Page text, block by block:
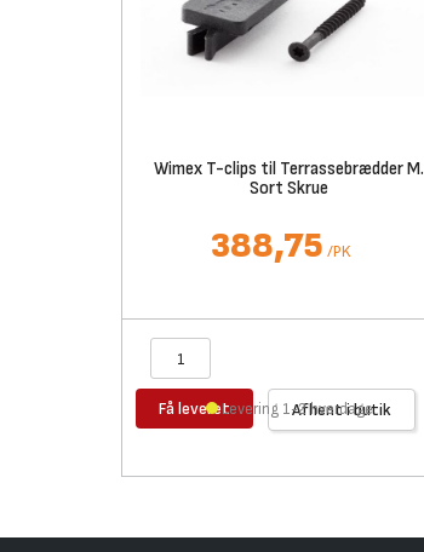
Wimex T-clips til Terrassebrædder M.
Sort Skrue
388,75 /PK
Få leveret Afhent i butik
Levering 1-2 hverdage